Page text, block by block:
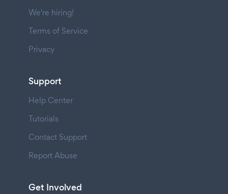
We're hiring!
Terms of Service
Privacy
Support
Help Center
Tutorials
Contact Support
Report Abuse
Get Involved